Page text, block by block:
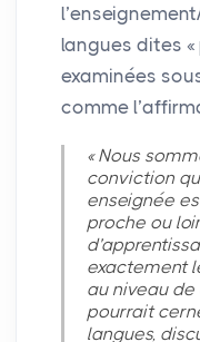
langues dites «
examinées
comme
« Nous
conviction
enseignée
proche ou
exactement
au niveau de
pourrait
langues,